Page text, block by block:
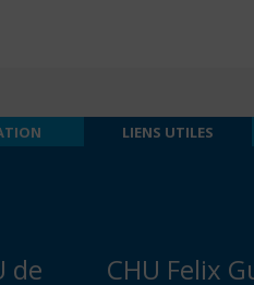
LIENS UTILES
de CHU Felix